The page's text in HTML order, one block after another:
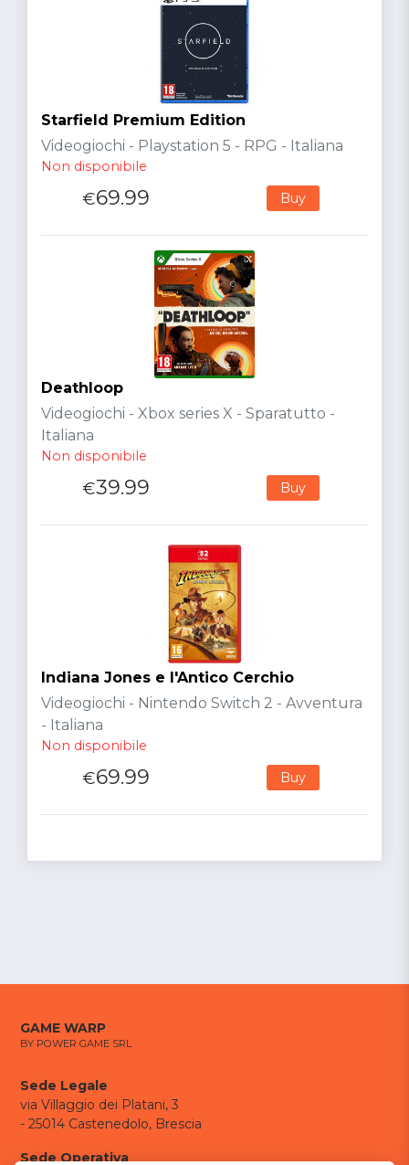
Starfield Premium Edition
Videogiochi - Playstation 5 - RPG - Italiana
Non disponibile
€69.99 Buy
Deathloop
Videogiochi - Xbox series X - Sparatutto -
Italiana
Non disponibile
€39.99 Buy
Indiana Jones e l'Antico Cerchio
Videogiochi - Nintendo Switch 2 - Avventura
- Italiana
Non disponibile
€69.99 Buy
GAME WARP
BY POWER GAME SRL
Sede Legale
via Villaggio dei Platani, 3
- 25014 Castenedolo, Brescia
Sede Operativa